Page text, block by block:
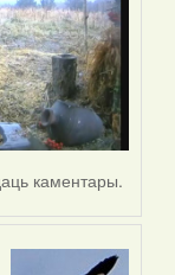
каментары.